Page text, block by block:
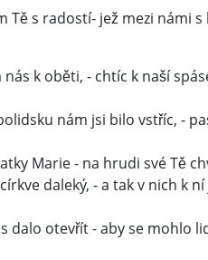
Tě s radostí- jež mezi námi s
k oběti, - chtíc k naší
nám jsi bilo vstříc, -
Marie - na hrudi své Tě
daleký, - a tak v nich k
dalo otevřít - aby se mohlo